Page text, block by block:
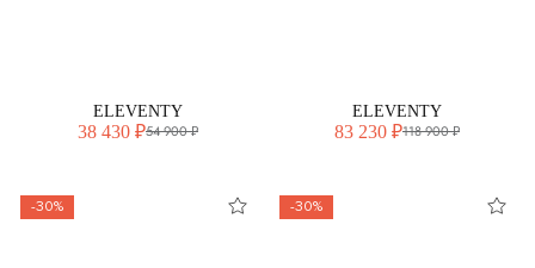
ELEVENTY
38 430 ₽54 900 ₽
ELEVENTY
83 230 ₽118 900 ₽
-30% -30%